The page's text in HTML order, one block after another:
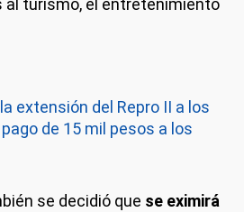
al turismo, el entretenimiento
extensión del Repro II a los
de 15 mil pesos a los
se decidió que se eximirá